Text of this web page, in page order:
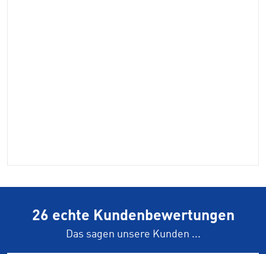
26 echte Kundenbewertungen
Das sagen unsere Kunden ...